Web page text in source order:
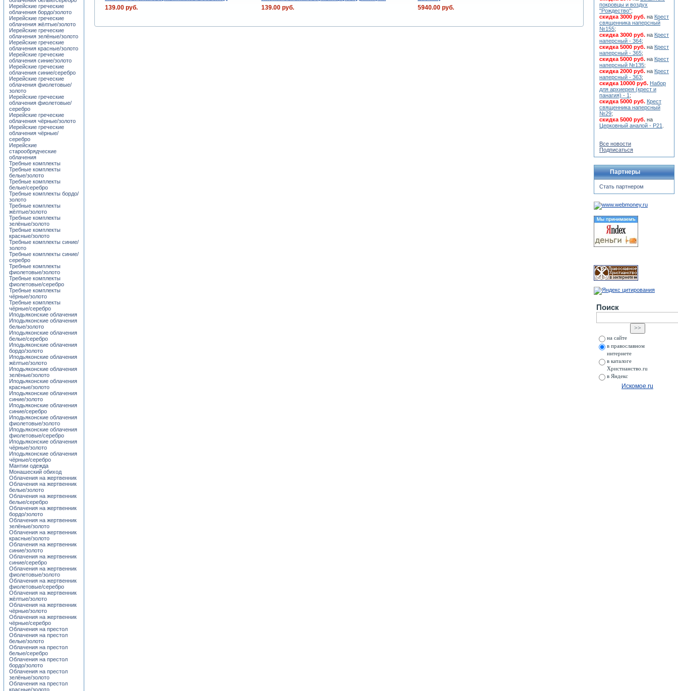
139.00 руб.
139.00 руб. 5940.00 руб.
Иерейские греческие
облачения бордо/золото
Иерейские греческие
облачения жёлтые/золото
Иерейские греческие
облачения зелёные/золото
Иерейские греческие
облачения красные/золото
Иерейские греческие
облачения синие/золото
Иерейские греческие
облачения синие/серебро
Иерейские греческие
облачения фиолетовые/
золото
Иерейские греческие
облачения фиолетовые/
серебро
Иерейские греческие
облачения чёрные/золото
Иерейские греческие
облачения чёрные/
серебро
Иерейские
старообрядческие
облачения
Требные комплекты
Требные комплекты
белые/золото
Требные комплекты
белые/серебро
Требные комплекты бордо/
золото
Требные комплекты
жёлтые/золото
Требные комплекты
зелёные/золото
Требные комплекты
красные/золото
Требные комплекты синие/
золото
Требные комплекты синие/
серебро
Требные комплекты
фиолетовые/золото
Требные комплекты
фиолетовые/серебро
Требные комплекты
чёрные/золото
Требные комплекты
чёрные/серебро
Иподьяконские облачения
Иподьяконские облачения
белые/золото
Иподьяконские облачения
белые/серебро
Иподьяконские облачения
бордо/золото
Иподьяконские облачения
жёлтые/золото
Иподьяконские облачения
зелёные/золото
Иподьяконские облачения
красные/золото
Иподьяконские облачения
синие/золото
Иподьяконские облачения
синие/серебро
Иподьяконские облачения
фиолетовые/золото
Иподьяконские облачения
фиолетовые/серебро
Иподьяконские облачения
чёрные/золото
Иподьяконские облачения
чёрные/серебро
Мантии одежда
Монашеский обиход
Облачения на жертвенник
Облачения на жертвенник
белые/золото
Облачения на жертвенник
белые/серебро
Облачения на жертвенник
бордо/золото
Облачения на жертвенник
зелёные/золото
Облачения на жертвенник
красные/золото
Облачения на жертвенник
синие/золото
Облачения на жертвенник
синие/серебро
Облачения на жертвенник
фиолетовые/золото
Облачения на жертвенник
фиолетовые/серебро
Облачения на жертвенник
жёлтые/золото
Облачения на жертвенник
чёрные/золото
Облачения на жертвенник
чёрные/серебро
Облачения на престол
Облачения на престол
белые/золото
Облачения на престол
белые/серебро
Облачения на престол
бордо/золото
Облачения на престол
зелёные/золото
Облачения на престол
красные/золото
покровцы и воздух
"Рождество";
скидка 3000 руб. на Крест
священника наперсный
№155;
скидка 3000 руб. на Крест
наперсный - 364;
скидка 5000 руб. на Крест
наперсный - 365;
скидка 5000 руб. на Крест
наперсный №135;
скидка 2000 руб. на Крест
наперсный - 363;
скидка 10000 руб. Набор
для архиерея (крест и
панагия) - 1 ;
скидка 5000 руб. Крест
священника наперсный
№29;
скидка 5000 руб. на
Церковный аналой - Р21
Все новости
Подписаться
Партнеры
Стать партнером
Поиск
на сайте
в православном
интернете
в каталоге
Христианство.ru
в Яндекс
Искомое.ru